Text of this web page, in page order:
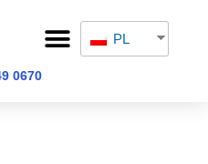
Menu
PL
0670